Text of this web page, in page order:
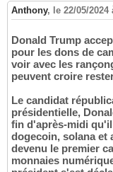
Anthony, le 22/05/2024
Donald Trump
pour les dons de
voir avec les
peuvent croire
Le candidat
présidentielle,
fin d'après-midi
dogecoin, solana et
devenu le premier
monnaies